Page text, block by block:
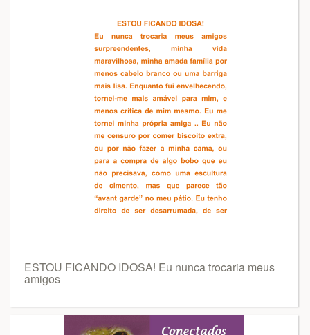
ESTOU FICANDO IDOSA! Eu nunca trocaria meus
amigos